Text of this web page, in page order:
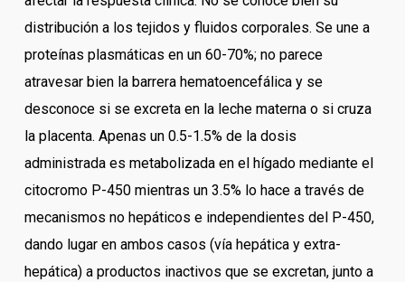
distribución a los tejidos y fluidos corporales. Se une a
proteínas plasmáticas en un 60-70%; no parece
atravesar bien la barrera hematoencefálica y se
desconoce si se excreta en la leche materna o si cruza
la placenta. Apenas un 0.5-1.5% de la dosis
administrada es metabolizada en el hígado mediante el
citocromo P-450 mientras un 3.5% lo hace a través de
mecanismos no hepáticos e independientes del P-450,
dando lugar en ambos casos (vía hepática y extra-
hepática) a productos inactivos que se excretan, junto a